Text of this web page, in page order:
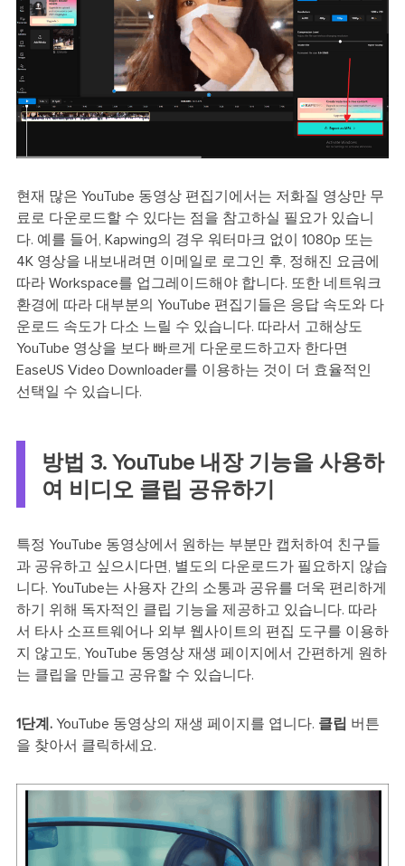
현재 많은 YouTube 동영상 편집기에서는 저화질 영상만 무
료로 다운로드할 수 있다는 점을 참고하실 필요가 있습니
다. 예를 들어, Kapwing의 경우 워터마크 없이 1080p 또는
4K 영상을 내보내려면 이메일로 로그인 후, 정해진 요금에
따라 Workspace를 업그레이드해야 합니다. 또한 네트워크
환경에 따라 대부분의 YouTube 편집기들은 응답 속도와 다
운로드 속도가 다소 느릴 수 있습니다. 따라서 고해상도
YouTube 영상을 보다 빠르게 다운로드하고자 한다면
EaseUS Video Downloader를 이용하는 것이 더 효율적인
선택일 수 있습니다.
방법 3. YouTube 내장 기능을 사용하
여 비디오 클립 공유하기
특정 YouTube 동영상에서 원하는 부분만 캡처하여 친구들
과 공유하고 싶으시다면, 별도의 다운로드가 필요하지 않습
니다. YouTube는 사용자 간의 소통과 공유를 더욱 편리하게
하기 위해 독자적인 클립 기능을 제공하고 있습니다. 따라
서 타사 소프트웨어나 외부 웹사이트의 편집 도구를 이용하
지 않고도, YouTube 동영상 재생 페이지에서 간편하게 원하
는 클립을 만들고 공유할 수 있습니다.
1단계.YouTube 동영상의 재생 페이지를 엽니다. 클립 버튼
을 찾아서 클릭하세요.